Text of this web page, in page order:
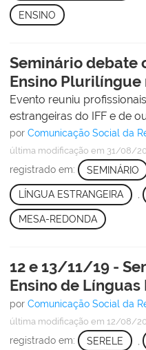
ENSINO
Seminário debate
Ensino Plurilíngue
Evento reuniu
estrangeiras do IFF e de
por Comunicação Social da
última modificação em 31/08/
registrado em: SEMINÁRIO
LÍNGUA ESTRANGEIRA ,
MESA-REDONDA
12 e 13/11/19 -
Ensino de
por Comunicação Social da
última modificação em 12/08/
registrado em: SERELE